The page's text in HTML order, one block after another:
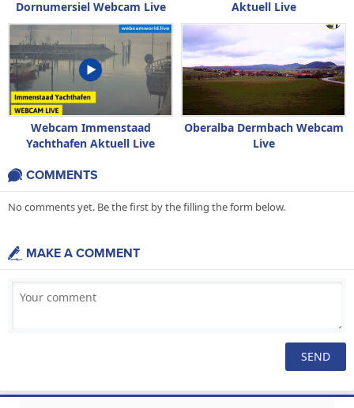
Dornumersiel Webcam Live
Aktuell Live
Webcam Immenstaad
Yachthafen Aktuell Live
Oberalba Dermbach Webcam
Live
COMMENTS
No comments yet. Be the first by the filling the form below.
MAKE A COMMENT